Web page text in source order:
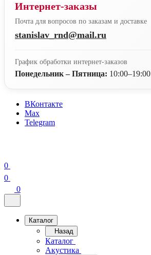
Интернет-заказы
Почта для вопросов по заказам и доставке
stanislav_rnd@mail.ru
График обработки интернет-заказов
Понедельник – Пятница: 10:00–19:00
ВКонтакте
Max
Telegram
0
0
0
Каталог
Назад
Каталог
Акустика